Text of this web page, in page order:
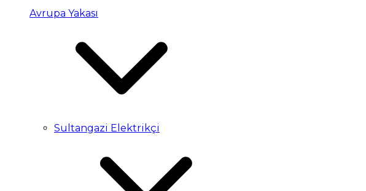
Avrupa Yakası
Sultangazi Elektrikçi